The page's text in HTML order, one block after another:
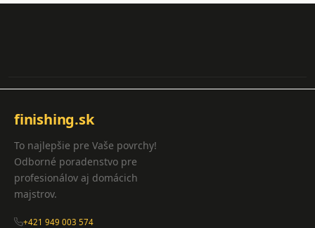
finishing.sk
To najlepšie pre Vaše povrchy!
Odborné poradenstvo pre
profesionálov aj domácich
majstrov.
+421 949 003 574